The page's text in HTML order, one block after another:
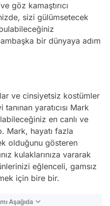
göz kamaştırıcı
sizi gülümsetecek
bir dünyaya adım
ve cinsiyetsiz kostümler
yaratıcısı Mark
en canlı ve
Mark, hayatı fazla
olduğunu gösteren
kulaklarınıza vararak
eğlenceli, gamsız
için bire bir.
Aşağıda